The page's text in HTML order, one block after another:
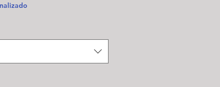
promocional